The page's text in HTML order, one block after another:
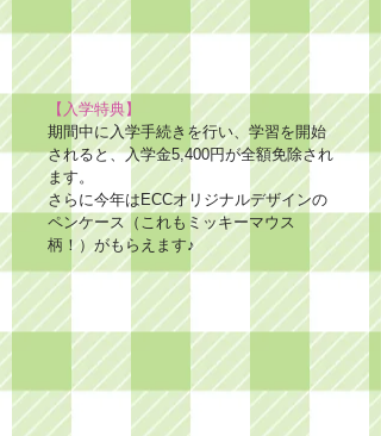
【入学特典】
期間中に入学手続きを行い、学習を開始
されると、入学金5,400円が全額免除され
ます。
さらに今年はECCオリジナルデザインの
ペンケース（これもミッキーマウス
柄！）がもらえます♪